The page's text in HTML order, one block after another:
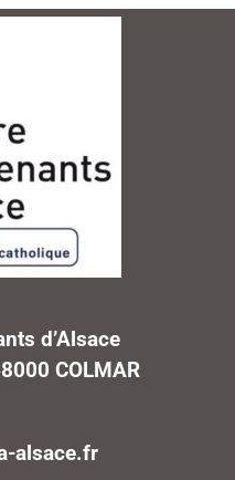
d’Alsace
COLMAR
alsace.fr